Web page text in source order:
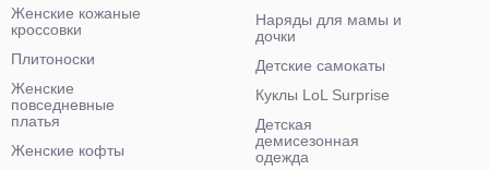
Женские кожаные
кроссовки
Плитоноски
Женские
повседневные
платья
Женские кофты
Наряды для мамы и
дочки
Детские самокаты
Куклы LoL Surprise
Детская
демисезонная
одежда